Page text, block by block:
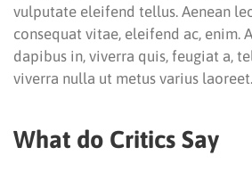
vulputate eleifend tellus. Aenean
consequat vitae, eleifend ac, enim.
dapibus in, viverra quis, feugiat a,
viverra nulla ut metus varius
What do Critics Say